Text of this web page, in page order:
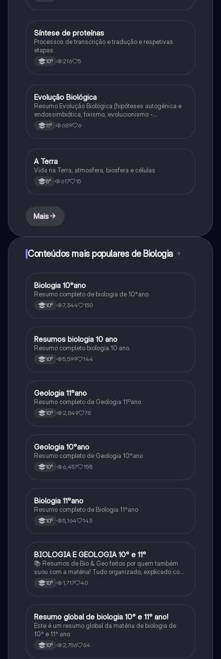
Biologia
Síntese de proteínas
Processos de transcrição e tradução e respetivas
etapas
10º 216 5
Biologia
Evolução Biológica
Resumo Evolução Biológica (hipóteses autogénica e
endossimbiótica, fixismo, evolucionismo -
argumentos, lamarckismo, darwinismo,
neodarwinismo)
11º 689 6
Ciências Naturais
A Terra
Vida na Terra, atmosfera, biosfera e células
8º 617 15
Mais
Conteúdos mais populares de Biologia 9
Biologia
Biologia 10°ano
Resumo completo de biologia de 10°ano
10º 7,344 150
Biologia
Resumos biologia 10 ano
Resumo completo biologia 10 ano
10º 5,599 144
Biologia
Geologia 11°ano
Resumo completo de Geologia 11ºano
10º 2,849 78
Biologia
Geologia 10°ano
Resumo completo de Geologia 10°ano
10º 6,457 158
Biologia
Biologia 11°ano
Resumo completo de Biologia 11°ano
10º 5,164 143
Biologia
BIOLOGIA E GEOLOGIA 10° e 11°
📚 Resumos de Bio & Geo feitos por quem também
suou com a matéria! Tudo organizado, explicado com
clareza e cheio de esquemas que ajudam mesmo a
perceber. Para estudar sem stress e com mais
10º 1,717 40
Biologia
Resumo global de biologia 10° e 11° ano!
Este é um resumo global da matéria de biologia de
10° e 11° ano
10º 2,756 64